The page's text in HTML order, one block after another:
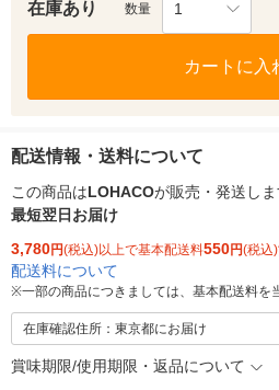
在庫あり 数量 1
カートに入
配送情報・送料について
この商品はLOHACOが販売・発送しま
最短翌日お届け
3,780円(税込)以上で基本配送料550円(税込)
配送料について
※一部の商品につきましては、基本配送料を
在庫確認住所：東京都にお届け
賞味期限/使用期限・返品について